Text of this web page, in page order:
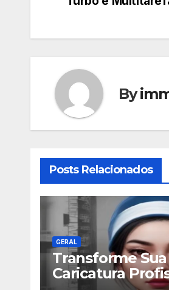
Post
By
Posts Relacionados
GERAL
Transforme
Caricatura